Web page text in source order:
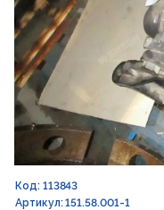
Код: 113843
Артикул: 151.58.001-1